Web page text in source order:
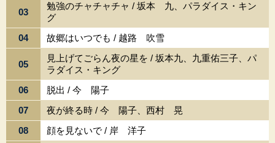
03
勉強のチャチャチャ / 坂本 九、パラダイス・キン
グ
04
故郷はいつでも / 越路 吹雪
05
見上げてごらん夜の星を / 坂本九、九重佑三子、パ
ラダイス・キング
06
脱出 / 今 陽子
07
夜が終る時 / 今 陽子、西村 晃
08
顔を見ないで / 岸 洋子